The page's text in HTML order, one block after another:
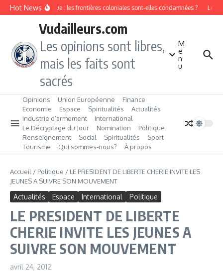
Aller au contenu
Hot News
ethnique en Afrique : les frontières coloniales sont‑elles condamnées ? Le
Vudailleurs.com
Les opinions sont libres,
mais les faits sont
sacrés
M
e
n
u
Opinions Union Européenne
Finance
Economie
Espace Spiritualités
Actualités
Industrie d’armement
International
Le Décryptage du Jour
Nomination
Politique
Renseignement
Social Spiritualités
Sport
Tourisme
Qui sommes‑nous? À propos
Accueil / Politique / LE PRESIDENT DE LIBERTE CHERIE INVITE LES
JEUNES A SUIVRE SON MOUVEMENT
Actualités Espace International Politique
LE PRESIDENT DE LIBERTE
CHERIE INVITE LES JEUNES A
SUIVRE SON MOUVEMENT
avril 24, 2012